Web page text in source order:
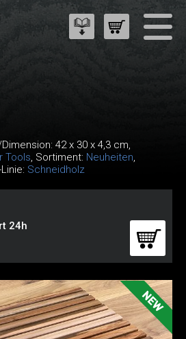
42 x 30 x 4,3 cm,
Tools, Sortiment: Neuheiten,
Schneidholz
24h